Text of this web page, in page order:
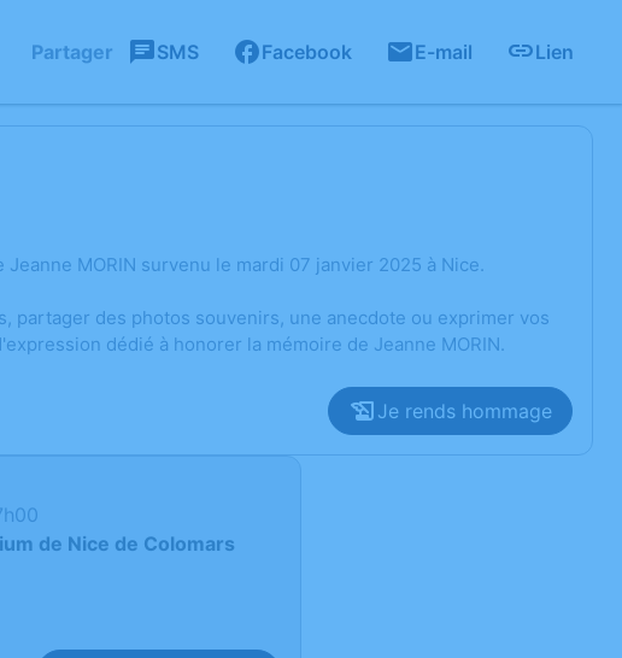
Partager SMS Facebook E-mail Lien
MORIN survenu le mardi 07 janvier 2025 à Nice.
partager des photos souvenirs, une anecdote ou exprimer vos
dédié à honorer la mémoire de Jeanne MORIN.
Je rends hommage
de Nice de Colomars